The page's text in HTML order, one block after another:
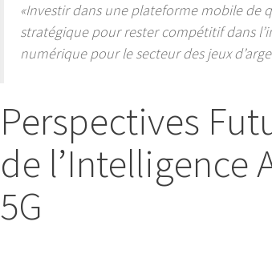
«Investir dans une plateforme mobile de
stratégique pour rester compétitif dans
numérique pour le secteur des jeux
Perspectives
de l’Intelligence
5G